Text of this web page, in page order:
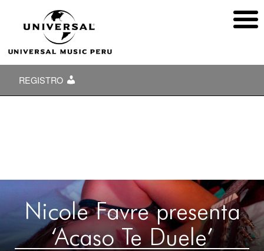
REGISTRO
Nicole Favre presenta
‘Acaso Te Duele’